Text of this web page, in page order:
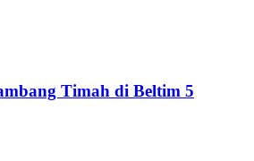
Timah di Beltim 5